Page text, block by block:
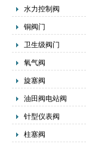
水力控制阀
铜阀门
卫生级阀门
氧气阀
旋塞阀
油田阀电站阀
针型仪表阀
柱塞阀